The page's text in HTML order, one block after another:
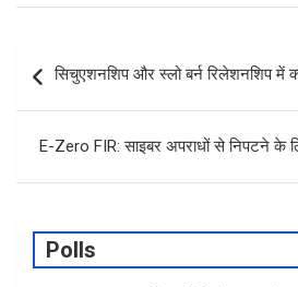
o
k
p
navigation
सिचुएशनशिप और स्लो बर्न रिलेशनशिप में
E-Zero FIR: साइबर अपराधों से निपटने के
Polls